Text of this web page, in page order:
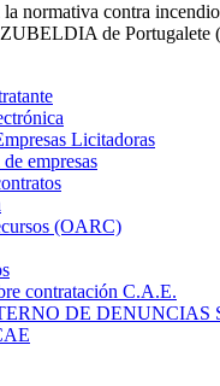
la normativa contra
de Portugalete
Licitadoras
empresas
(OARC)
contratación C.A.E.
DE DENUNCIAS